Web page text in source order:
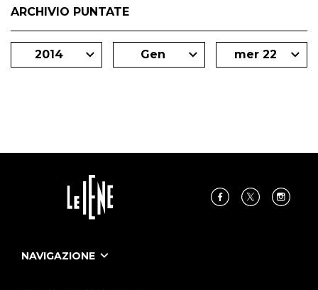
ARCHIVIO PUNTATE
2014 Gen mer 22
NAVIGAZIONE